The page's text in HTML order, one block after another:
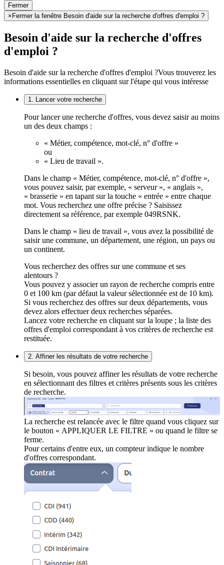
Fermer
× Fermer la fenêtre Besoin d'aide sur la recherche d'offres d'emploi ?
Besoin d'aide sur la recherche d'offres
d'emploi ?
Besoin d'aide sur la recherche d'offres d'emploi ?Vous trouverez les
informations essentielles en cliquant sur l'étape qui vous intéresse
1. Lancer votre recherche
Pour lancer une recherche d'offres, vous devez saisir au moins
un des deux champs :
« Métier, compétence, mot-clé, n° d'offre »
ou
« Lieu de travail ».
Dans le champ « Métier, compétence, mot-clé, n° d'offre »,
vous pouvez saisir, par exemple, « serveur », « anglais »,
« brasserie » en tapant sur la touche « entrée » entre chaque
mot. Vous recherchez une offre précise ? Saisissez
directement sa référence, par exemple 049RSNK.
Dans le champ « lieu de travail », vous avez la possibilité de
saisir une commune, un département, une région, un pays ou
un continent.
Vous recherchez des offres sur une commune et ses
alentours ?
Vous pouvez y associer un rayon de recherche compris entre
0 et 100 km (par défaut la valeur sélectionnée est de 10 km).
Si vous recherchez des offres sur deux départements, vous
devez alors effectuer deux recherches séparées.
Lancez votre recherche en cliquant sur la loupe ; la liste des
offres d'emploi correspondant à vos critères de recherche est
restituée.
2. Affiner les résultats de votre recherche
Si besoin, vous pouvez affiner les résultats de votre recherche
en sélectionnant des filtres et critères présents sous les critères
de recherche.
La recherche est relancée avec le filtre quand vous cliquez sur
le bouton « APPLIQUER LE FILTRE » ou quand le filtre se
ferme.
Pour certains d'entre eux, un compteur indique le nombre
d'offres correspondant.